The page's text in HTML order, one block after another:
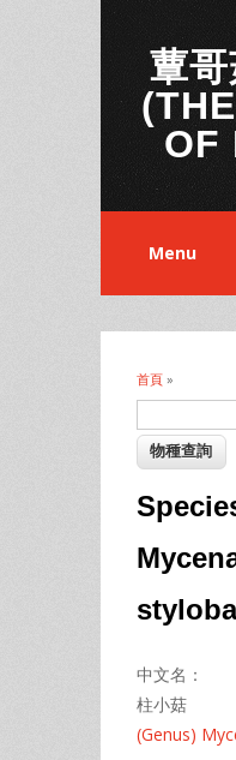
蕈
OF
Menu
您在這裡
首頁 »
中文名：
柱小菇
(Genus)